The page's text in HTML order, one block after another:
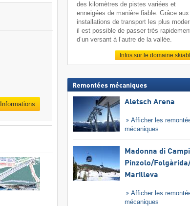
Informations
des kilomètres de pistes variées et
enneigées de manière fiable. Grâce aux
installations de transport les plus
il est possible de passer très
d’un versant à l’autre de la vallée.
Infos sur le domaine
Remontées mécaniques
Aletsch Arena
Afficher les
mécaniques
Madonna di
Pinzolo/​
Marilleva
Afficher les
mécaniques